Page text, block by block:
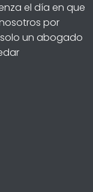
el día en que
por
un abogado